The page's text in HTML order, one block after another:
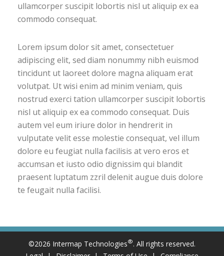
ullamcorper suscipit lobortis nisl ut aliquip ex ea
commodo consequat.
Lorem ipsum dolor sit amet, consectetuer
adipiscing elit, sed diam nonummy nibh euismod
tincidunt ut laoreet dolore magna aliquam erat
volutpat. Ut wisi enim ad minim veniam, quis
nostrud exerci tation ullamcorper suscipit lobortis
nisl ut aliquip ex ea commodo consequat. Duis
autem vel eum iriure dolor in hendrerit in
vulputate velit esse molestie consequat, vel illum
dolore eu feugiat nulla facilisis at vero eros et
accumsan et iusto odio dignissim qui blandit
praesent luptatum zzril delenit augue duis dolore
te feugait nulla facilisi.
©2026 Intermap Technologies®. All rights reserved.